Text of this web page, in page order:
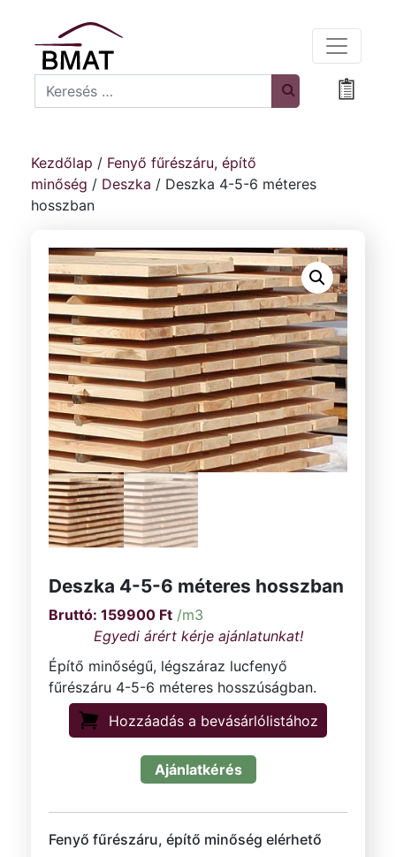
Search
Kezdőlap / Fenyő fűrészáru, építő
minőség / Deszka / Deszka 4-5-6 méteres
hosszban
Deszka 4-5-6 méteres hosszban
159900 Ft /m3
Építő minőségű, légszáraz lucfenyő
fűrészáru 4-5-6 méteres hosszúságban.
Hozzáadás a bevásárlólistához
Ajánlatkérés
Fenyő fűrészáru, építő minőség elérhető